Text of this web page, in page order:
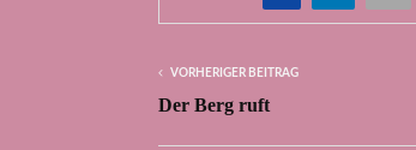
VORHERIGER BEITRAG
Der Berg ruft